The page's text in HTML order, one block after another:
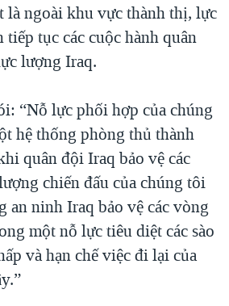
là ngoài khu vực thành thị, lực
tục các cuộc hành quân
lượng Iraq.
“Nỗ lực phối hợp của chúng
hệ thống phòng thủ thành
quân đội Iraq bảo vệ các
chiến đấu của chúng tôi
an ninh Iraq bảo vệ các vòng
một nỗ lực tiêu diệt các sào
và hạn chế việc đi lại của